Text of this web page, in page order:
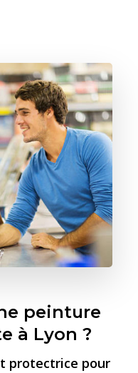
peinture
à Lyon ?
protectrice pour